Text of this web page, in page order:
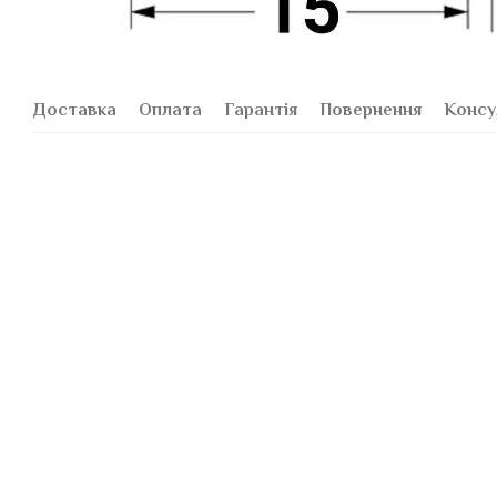
Доставка Оплата Гарантія Повернення